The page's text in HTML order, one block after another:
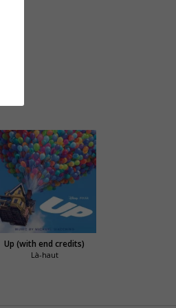
Up (with end credits)
Là-haut